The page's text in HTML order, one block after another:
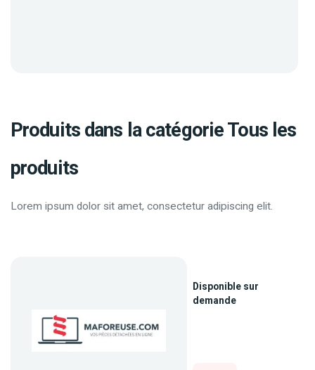
Produits dans la catégorie Tous les
produits
Lorem ipsum dolor sit amet, consectetur adipiscing elit.
Disponible sur
demande